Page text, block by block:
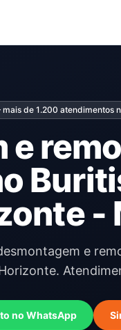
de 1.200 atendimentos
e
-
e
no WhatsApp